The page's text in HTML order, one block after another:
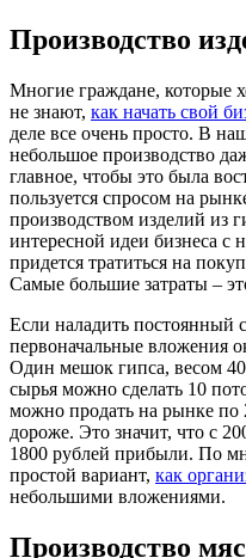
Производство
Многие граждане, которые
не знают, как начать свой
деле все очень просто. В
небольшое производство
главное, чтобы это была
пользуется спросом на
производством изделий из
интересной идеи бизнеса с
придется тратиться на
Самые большие затраты –
Если наладить постоянный
первоначальные вложения
Один мешок гипса, весом 40
сырья можно сделать 10
можно продать на рынке по
дороже. Это значит, что с
1800 рублей прибыли. По
простой вариант, как
небольшими вложениями.
Производство